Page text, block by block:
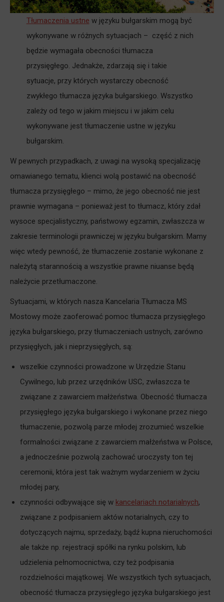
Tłumaczenia ustne w języku bułgarskim mogą być
wykonywane w różnych sytuacjach – część z nich
będzie wymagała obecności tłumacza
przysięgłego. Jednakże, zdarzają się i takie
sytuacje, przy których wystarczy obecność
zwykłego tłumacza języka bułgarskiego. Wszystko
zależy od tego w jakim miejscu i w jakim celu
wykonywane jest tłumaczenie ustne w języku
bułgarskim.
W pewnych przypadkach, z uwagi na wysoką specjalizację
omawianego tematu, klienci wolą postawić na obecność
tłumacza przysięgłego – mimo, że jego obecność nie jest
prawnie wymagana – ponieważ jest to tłumacz, który zdał
wysoce specjalistyczny, państwowy egzamin, zwłaszcza w
zakresie terminologii prawniczej w języku bułgarskim. Mamy
więc wtedy pewność, że tłumaczenie zostanie wykonane z
należytą starannością a wszystkie prawne niuanse będą
należycie przetłumaczone.
Sytuacjami, w których nasza Kancelaria Tłumacza MS
Mostowy może zaoferować pomoc tłumacza przysięgłego
języka bułgarskiego, przy tłumaczeniach ustnych, zarówno
przysięgłych, jak i nieprzysięgłych, są:
wszelkie czynności prowadzone w Urzędzie Stanu
Cywilnego, lub przez urzędników USC, zwłaszcza te
związane z zawarciem małżeństwa. Obecność tłumacza
przysięgłego języka bułgarskiego i wykonane przez niego
tłumaczenie, pozwolą parze młodej zrozumieć wszelkie
formalności związane z zawarciem małżeństwa w Polsce,
a jednocześnie pozwolą zachować uroczysty ton tej
ceremonii, która jest tak ważnym wydarzeniem w życiu
młodej pary,
czynności odbywające się w kancelariach notarialnych,
związane z podpisaniem aktów notarialnych, czy to
dotyczących najmu, sprzedaży, bądź kupna nieruchomości
ale także np. rejestracji spółki na rynku polskim, lub
udzielenia pełnomocnictwa, czy też podpisania
rozdzielności majątkowej. We wszystkich tych sytuacjach,
obecność tłumacza przysięgłego języka bułgarskiego jest